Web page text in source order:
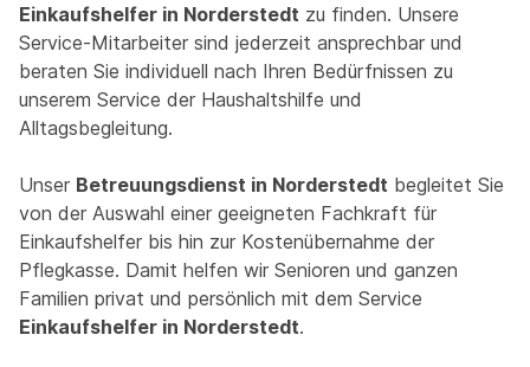
Einkaufshelfer in Norderstedt zu finden. Unsere
Service-Mitarbeiter sind jederzeit ansprechbar und
beraten Sie individuell nach Ihren Bedürfnissen zu
unserem Service der Haushaltshilfe und
Alltagsbegleitung.
Unser Betreuungsdienst in Norderstedt begleitet Sie
von der Auswahl einer geeigneten Fachkraft für
Einkaufshelfer bis hin zur Kostenübernahme der
Pflegkasse. Damit helfen wir Senioren und ganzen
Familien privat und persönlich mit dem Service
Einkaufshelfer in Norderstedt.